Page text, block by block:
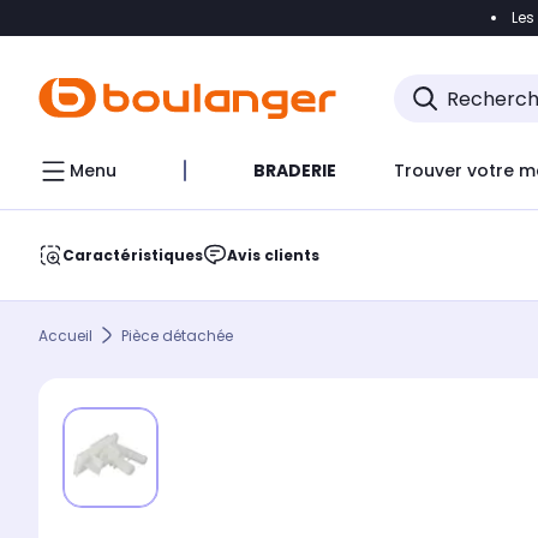
Accéder
Menu BRADERIE Trouver votre
Caractéristiques Avis clients
Accueil Pièce détachée